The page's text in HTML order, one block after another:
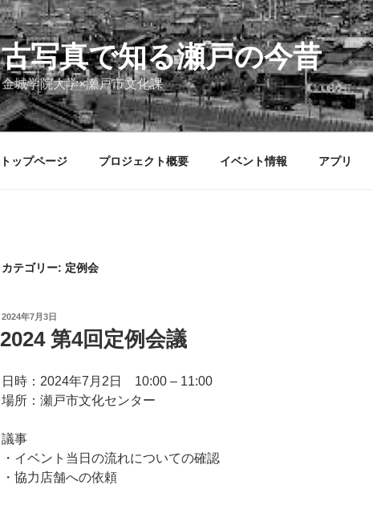
古写真で知る瀬戸の今昔
金城学院大学×瀬戸市文化課
トップページ プロジェクト概要 イベント情報 アプリ
カテゴリー: 定例会
投
日:
2024年7月3日
2024 第4回定例会議
日時：2024年7月2日 10:00 – 11:00
場所：瀬戸市文化センター
議事
・イベント当日の流れについての確認
・協力店舗への依頼